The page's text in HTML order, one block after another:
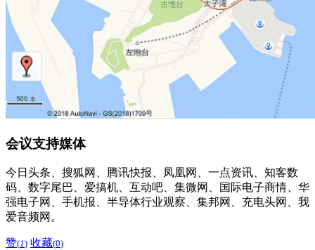
会议支持媒体
今日头条、搜狐网、腾讯快报、凤凰网、一点资讯、知客数
码、数字尾巴、爱搞机、互动吧、集微网、国际电子商情、华
强电子网、手机报、半导体行业观察、集邦网、充电头网、我
爱音频网。
赞(1) 收藏(0)